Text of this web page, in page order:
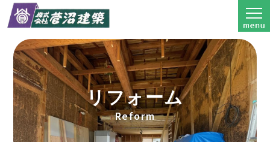
リフォーム
Reform